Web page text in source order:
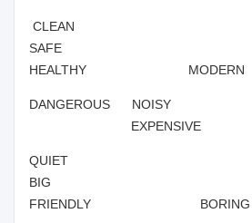
CLEAN
HEALTHY MODERN
DANGEROUS
EXPENSIVE
QUIET
FRIENDLY BORING